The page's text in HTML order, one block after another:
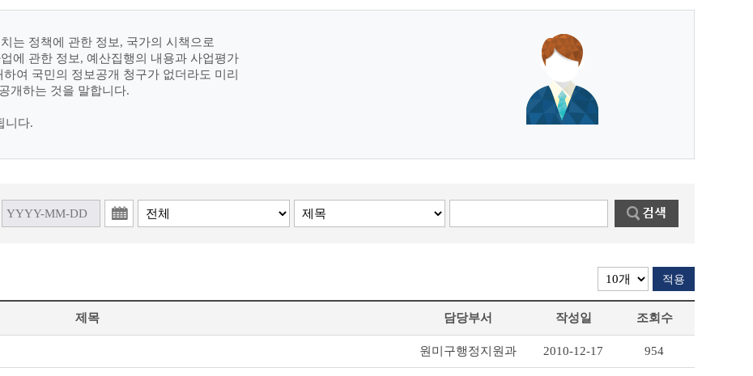
는 정책에 관한 정보, 국가의 시책으로
에 관한 정보, 예산집행의 내용과 사업평가
여 국민의 정보공개 청구가 없더라도 미리
개하는 것을 말합니다.
니다.
적용
제목 담당부서 작성일 조회수
원미구행정지원과 2010-12-17 954